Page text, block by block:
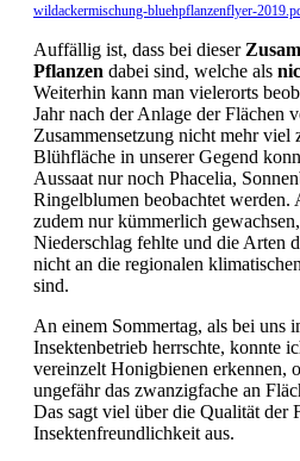
wildackermischung-bluehpflanzenflyer-
Auffällig ist, dass bei dieser
Pflanzen dabei sind, welche als
Weiterhin kann man vielerorts
Jahr nach der Anlage der Flächen
Zusammensetzung nicht mehr viel
Blühfläche in unserer Gegend
Aussaat nur noch Phacelia,
Ringelblumen beobachtet werden.
zudem nur kümmerlich
Niederschlag fehlte und die Arten
nicht an die regionalen
sind.
An einem Sommertag, als bei uns
Insektenbetrieb herrschte, konnte
vereinzelt Honigbienen erkennen,
ungefähr das zwanzigfache an
Das sagt viel über die Qualität der
Insektenfreundlichkeit aus.